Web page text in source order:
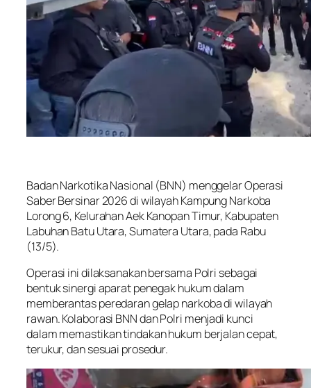
Badan Narkotika Nasional (BNN) menggelar Operasi
Saber Bersinar 2026 di wilayah Kampung Narkoba
Lorong 6, Kelurahan Aek Kanopan Timur, Kabupaten
Labuhan Batu Utara, Sumatera Utara, pada Rabu
(13/5).
Operasi ini dilaksanakan bersama Polri sebagai
bentuk sinergi aparat penegak hukum dalam
memberantas peredaran gelap narkoba di wilayah
rawan. Kolaborasi BNN dan Polri menjadi kunci
dalam memastikan tindakan hukum berjalan cepat,
terukur, dan sesuai prosedur.